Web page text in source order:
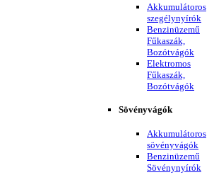
Akkumulátoros
szegélynyírók
Benzinüzemű
Fűkaszák,
Bozótvágók
Elektromos
Fűkaszák,
Bozótvágók
Sövényvágók
Akkumulátoros
sövényvágók
Benzinüzemű
Sövénynyírók